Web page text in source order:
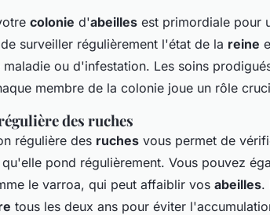
colonie d'abeilles est primordiale pour
surveiller régulièrement l'état de la reine
ou d'infestation. Les soins
membre de la colonie joue un rôle
des ruches
régulière des ruches vous permet de
pond régulièrement. Vous pouvez
le varroa, qui peut affaiblir vos abeilles.
tous les deux ans pour éviter